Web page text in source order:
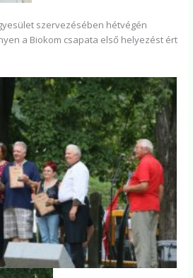
szervezésében hétvégén
a Biokom csapata első helyezést ért